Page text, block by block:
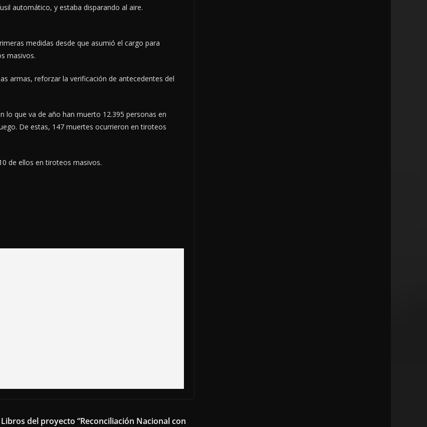
automático, y estaba disparando al aire.
medidas desde que asumió el cargo para
masivos.
armas, reforzar la verificación de antecedentes del
lo que va de año han muerto 12.395 personas en
De estas, 147 muertes ocurrieron en tiroteos
de ellos en tiroteos masivos.
Libros del proyecto “Reconciliación Nacional con